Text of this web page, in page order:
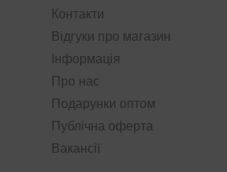
Контакти
Відгуки про магазин
Інформація
Про нас
Подарунки оптом
Публічна оферта
Вакансії